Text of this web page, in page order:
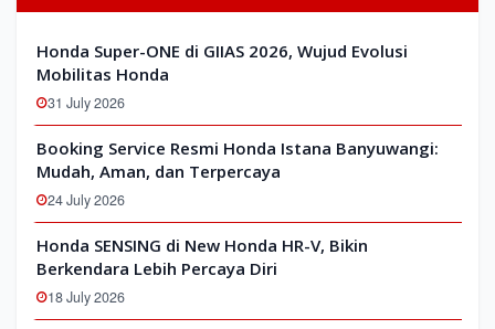
Honda Super-ONE di GIIAS 2026, Wujud Evolusi
Mobilitas Honda
31 July 2026
Booking Service Resmi Honda Istana Banyuwangi:
Mudah, Aman, dan Terpercaya
24 July 2026
Honda SENSING di New Honda HR-V, Bikin
Berkendara Lebih Percaya Diri
18 July 2026